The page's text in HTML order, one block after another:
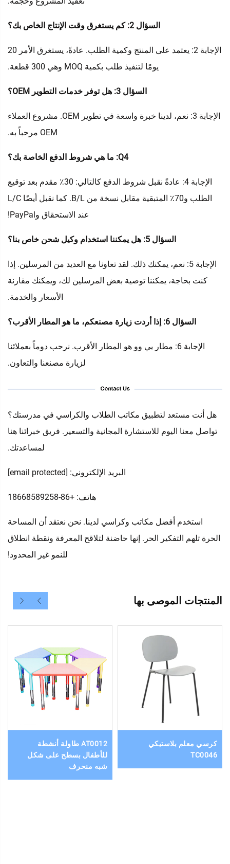
السؤال 2: كم يستغرق وقت الإنتاج الخاص بك؟
الإجابة 2: يعتمد على المنتج وكمية الطلب. عادةً، يستغرق الأمر 20
يومًا لتنفيذ طلب بكمية MOQ وهي 300 قطعة.
السؤال 3: هل توفر خدمات التطوير OEM؟
الإجابة 3: نعم، لدينا خبرة واسعة في تطوير OEM. مشروع العملاء
OEM مرحباً به.
Q4: ما هي شروط الدفع الخاصة بك؟
الإجابة 4: عادةً نقبل شروط الدفع كالتالي: 30٪ مقدم بعد توقيع
الطلب و70٪ المتبقية مقابل نسخة من B/L. كما نقبل أيضًا L/C
عند الاستحقاق وPayPal!
السؤال 5: هل يمكننا استخدام وكيل شحن خاص بنا؟
الإجابة 5: نعم، يمكنك ذلك. لقد تعاونا مع العديد من المرسلين. إذا
كنت بحاجة، يمكننا توصية بعض المرسلين لك، ويمكنك مقارنة
الأسعار والخدمة.
السؤال 6: إذا أردت زيارة مصنعكم، ما هو المطار الأقرب؟
الإجابة 6: مطار يي وو هو المطار الأقرب. نرحب دوماً بعملائنا
لزيارة مصنعنا والتعاون.
هل أنت مستعد لتطبيق مكاتب الطلاب والكراسي في مدرستك؟
تواصل معنا اليوم للاستشارة المجانية والتسعير. فريق خبرائنا هنا
لمساعدتك.
البريد الإلكتروني: [email protected]
هاتف: +86-18668589258
استخدم أفضل مكاتب وكراسي لدينا. نحن نعتقد أن المساحة
الحرة تلهم التفكير الحر. إنها حاضنة لتلاقح المعرفة ونقطة انطلاق
للنمو غير المحدود!
المنتجات الموصى بها
كرسي معلم بلاستيكي
TC0046
AT0012 طاولة أنشطة
للأطفال بسطح على شكل
شبه منحرف